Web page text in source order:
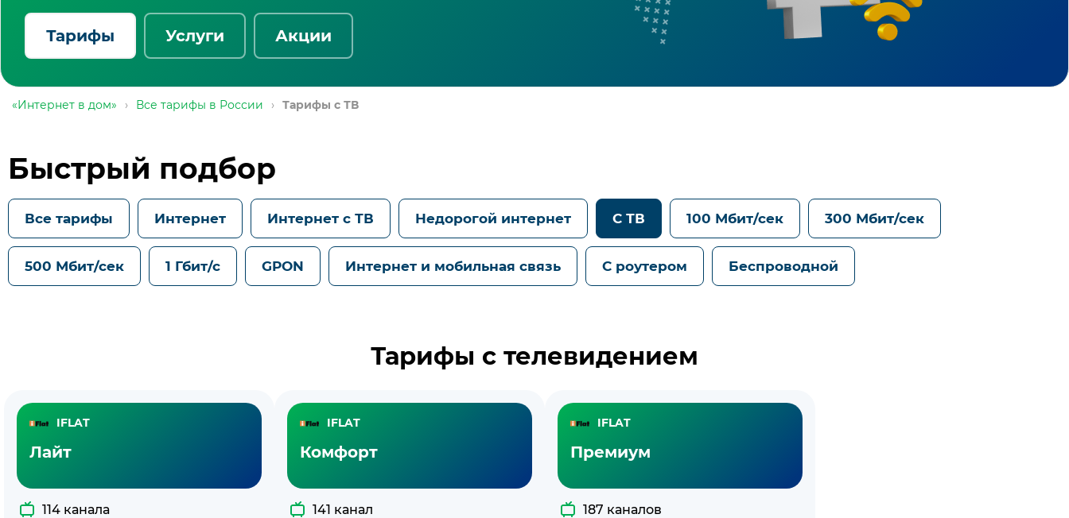
Тарифы Услуги Акции
«Интернет в дом» › Все тарифы в России › Тарифы с ТВ
Быстрый подбор
Все тарифы Интернет Интернет с ТВ Недорогой интернет C ТВ 100 Мбит/сек 300 Мбит/сек
500 Мбит/сек 1 Гбит/с GPON Интернет и мобильная связь С роутером Беспроводной
Тарифы с телевидением
IFLAT
Лайт
114 канала
IFLAT
Комфорт
141 канал
IFLAT
Премиум
187 каналов